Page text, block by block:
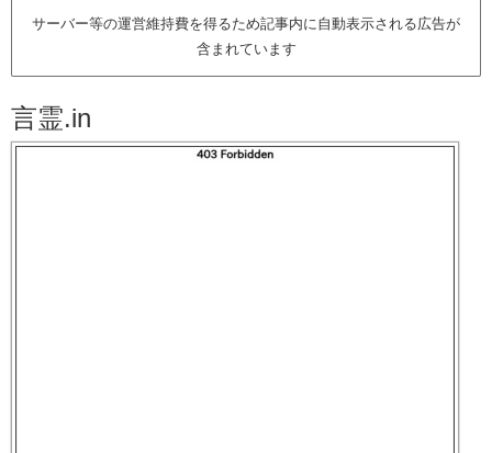
サーバー等の運営維持費を得るため記事内に自動表示される広告が
含まれています
言霊.in